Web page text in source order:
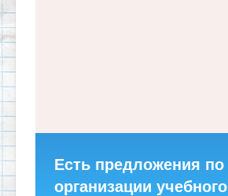
Есть предложения по
организации учебного